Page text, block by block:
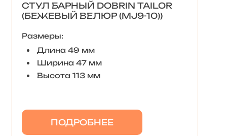
СТУЛ БАРНЫЙ DOBRIN TAILOR
(БЕЖЕВЫЙ ВЕЛЮР (MJ9-10))
Размеры:
Длина 49 мм
Ширина 47 мм
Высота 113 мм
ПОДРОБНЕЕ